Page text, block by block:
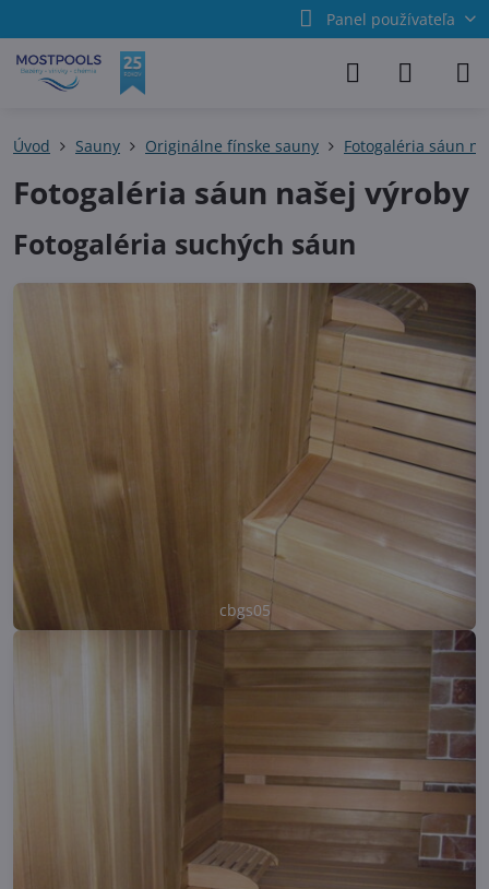
Panel používateľa
Úvod Sauny Originálne fínske sauny Fotogaléria sáun
Fotogaléria sáun našej výroby
Fotogaléria suchých sáun
cbgs05